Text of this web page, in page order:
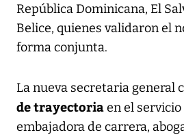
República Dominicana, El
Belice, quienes validaron el
forma conjunta.
La nueva secretaria general
de trayectoriaen el
embajadora de carrera,